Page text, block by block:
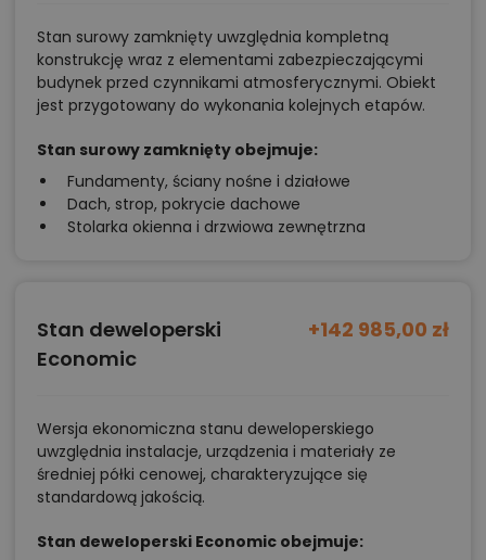
Stan surowy zamknięty uwzględnia kompletną
konstrukcję wraz z elementami zabezpieczającymi
budynek przed czynnikami atmosferycznymi. Obiekt
jest przygotowany do wykonania kolejnych etapów.
Stan surowy zamknięty obejmuje:
Fundamenty, ściany nośne i działowe
Dach, strop, pokrycie dachowe
Stolarka okienna i drzwiowa zewnętrzna
Stan deweloperski
Economic
+142 985,00 zł
Wersja ekonomiczna stanu deweloperskiego
uwzględnia instalacje, urządzenia i materiały ze
średniej półki cenowej, charakteryzujące się
standardową jakością.
Stan deweloperski Economic obejmuje: